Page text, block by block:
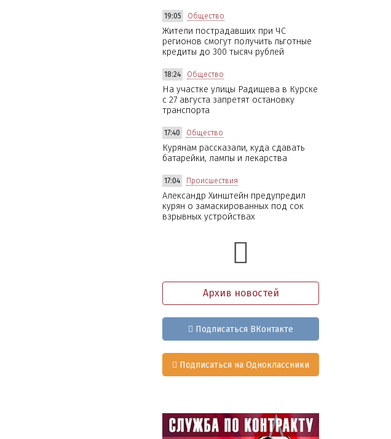
19:05 Общество
Жители пострадавших при ЧС
регионов смогут получить льготные
кредиты до 300 тысяч рублей
18:24 Общество
На участке улицы Радищева в Курске
с 27 августа запретят остановку
транспорта
17:40 Общество
Курянам рассказали, куда сдавать
батарейки, лампы и лекарства
17:04 Происшествия
Александр Хинштейн предупредил
курян о замаскированных под сок
взрывных устройствах
Архив новостей
Подписаться ВКонтакте
Подписаться на Одноклассники